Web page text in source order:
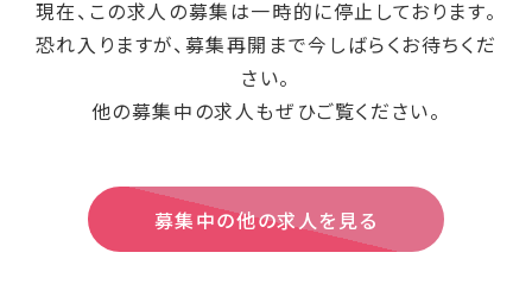
現在、この求人の募集は一時的に停止しております。
恐れ入りますが、募集再開まで今しばらくお待ちくだ
さい。
他の募集中の求人もぜひご覧ください。
募集中の他の求人を見る